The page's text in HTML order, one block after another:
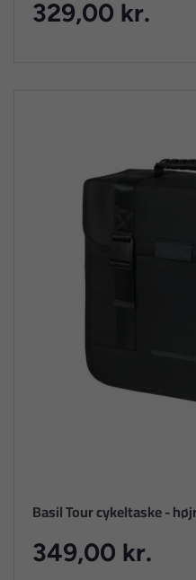
329,00 kr.
Basil Tour cykeltaske -
349,00 kr.